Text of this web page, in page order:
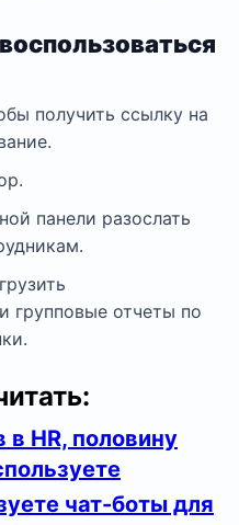
получить ссылку на
панели разослать
групповые отчеты по
HR, половину
чат-боты для